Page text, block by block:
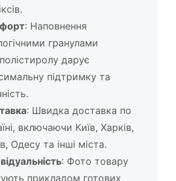
: Наповнення
гранулами
дарує
підтримку та
: Швидка доставка по
включаючи Київ, Харків,
Одесу та інші міста.
: Фото товару
прикладом готових